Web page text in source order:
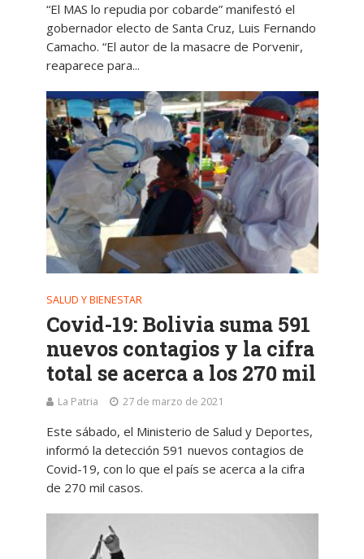
“El MAS lo repudia por cobarde” manifestó el
gobernador electo de Santa Cruz, Luis Fernando
Camacho. “El autor de la masacre de Porvenir,
reaparece para...
SALUD Y BIENESTAR
Covid-19: Bolivia suma 591
nuevos contagios y la cifra
total se acerca a los 270 mil
La Patria 27 de marzo de 2021
Este sábado, el Ministerio de Salud y Deportes,
informó la detección 591 nuevos contagios de
Covid-19, con lo que el país se acerca a la cifra
de 270 mil casos.